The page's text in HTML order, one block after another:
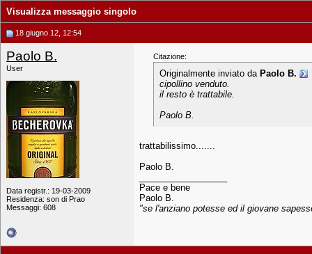
Visualizza messaggio singolo
18 giugno 12, 12:54
Paolo B.
User
Data registr.: 19-03-2009
Residenza: son di Prao
Messaggi: 608
Citazione:
Originalmente inviato da Paolo B.
cipollino venduto.
il resto è trattabile.
Paolo B.
trattabilissimo.......
Paolo B.
Pace e bene
Paolo B.
"se l'anziano potesse ed il giovane